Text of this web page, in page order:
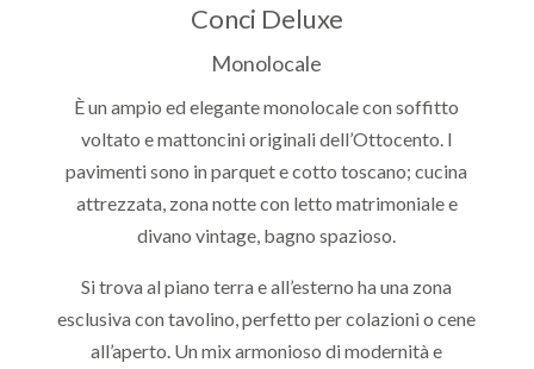
Conci Deluxe
Monolocale
È un ampio ed elegante monolocale con soffitto
voltato e mattoncini originali dell’Ottocento. I
pavimenti sono in parquet e cotto toscano; cucina
attrezzata, zona notte con letto matrimoniale e
divano vintage, bagno spazioso.
Si trova al piano terra e all’esterno ha una zona
esclusiva con tavolino, perfetto per colazioni o cene
all’aperto. Un mix armonioso di modernità e